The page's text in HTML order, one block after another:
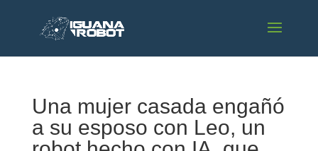
Una mujer casada engañó
a su esposo con Leo, un